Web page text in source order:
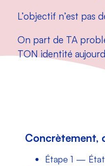
L’objectif n’est pas
On part de TA
TON identité
Concrètement,
Étape 1 —